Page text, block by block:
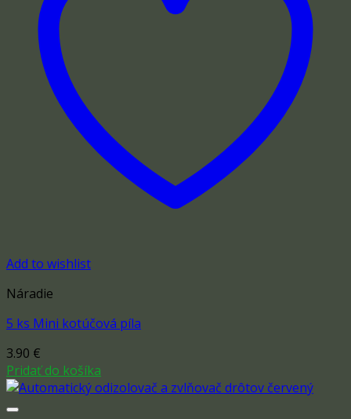
Add to wishlist
Náradie
5 ks Mini kotúčová píla
3.90 €
Pridať do košíka